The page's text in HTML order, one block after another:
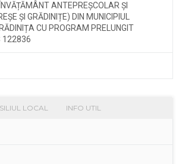
ANTEPREȘCOLAR ȘI
ȘI GRĂDINIȚE) DIN MUNICIPIUL
CU PROGRAM PRELUNGIT
122836
LOCAL INFO UTIL